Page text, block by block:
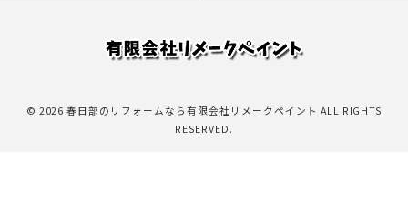
© 2026 春日部のリフォームなら有限会社リメークペイント ALL RIGHTS
RESERVED.